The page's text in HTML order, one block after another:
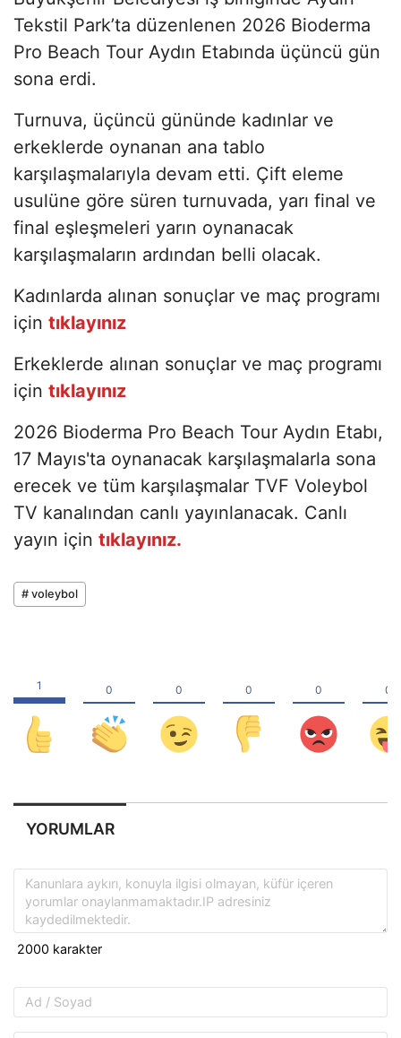
Tekstil Park’ta düzenlenen 2026 Bioderma
Pro Beach Tour Aydın Etabında üçüncü gün
sona erdi.
Turnuva, üçüncü gününde kadınlar ve
erkeklerde oynanan ana tablo
karşılaşmalarıyla devam etti. Çift eleme
usulüne göre süren turnuvada, yarı final ve
final eşleşmeleri yarın oynanacak
karşılaşmaların ardından belli olacak.
Kadınlarda alınan sonuçlar ve maç programı
için tıklayınız
Erkeklerde alınan sonuçlar ve maç programı
için tıklayınız
2026 Bioderma Pro Beach Tour Aydın Etabı,
17 Mayıs'ta oynanacak karşılaşmalarla sona
erecek ve tüm karşılaşmalar TVF Voleybol
TV kanalından canlı yayınlanacak. Canlı
yayın için tıklayınız.
# voleybol
YORUMLAR